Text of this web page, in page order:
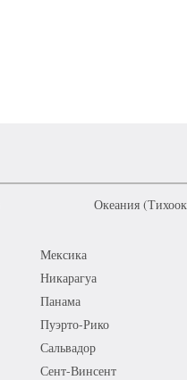
Океания
Мексика
Никарагуа
Панама
Пуэрто-Рико
Сальвадор
Сент-Винсент